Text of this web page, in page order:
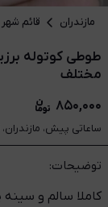
مازندران قائم شهر
طوطی کوتوله
مختلف
۸۵۰,۰۰۰
ساعاتی پیش، مازندران،
توضیحات:
کاملا سالم و